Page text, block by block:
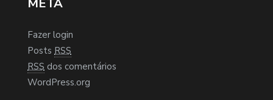
Fazer login
Posts RSS
RSS dos comentários
WordPress.org